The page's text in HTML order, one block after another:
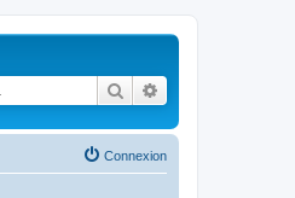
Rechercher
Connexion